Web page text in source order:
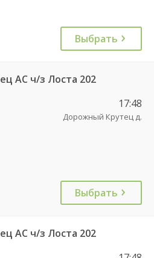
Выбрать
АС ч/з Лоста 202
17:48
Дорожный Крутец д.
Выбрать
АС ч/з Лоста 202